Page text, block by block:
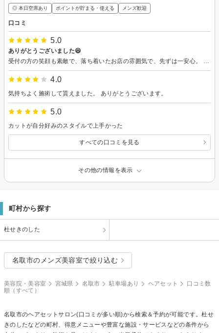
◎ 本日空席あり ポイントが貯まる・使える メンズ歓迎
口コミ
5.0
ありがとうございました😆
4.0
気持ちよく施術して貰えました。 ありがとうございます。
5.0
カットが自分好みのスタイルで上手かった
すべての口コミを見る
その他の情報を表示
町村から探す
杜せきのした
名取市のメンズ美容室で絞り込む
美容院・美容室 宮城県 名取市 駐車場あり ヘアセット
口コミ数
順（すべて）
名取市のヘアセットサロン(口コミが多い順)から検索＆予約が可能です。杜せ
きのしたなどの町村、得意メニューや豊富な施設・サービスなどの条件から